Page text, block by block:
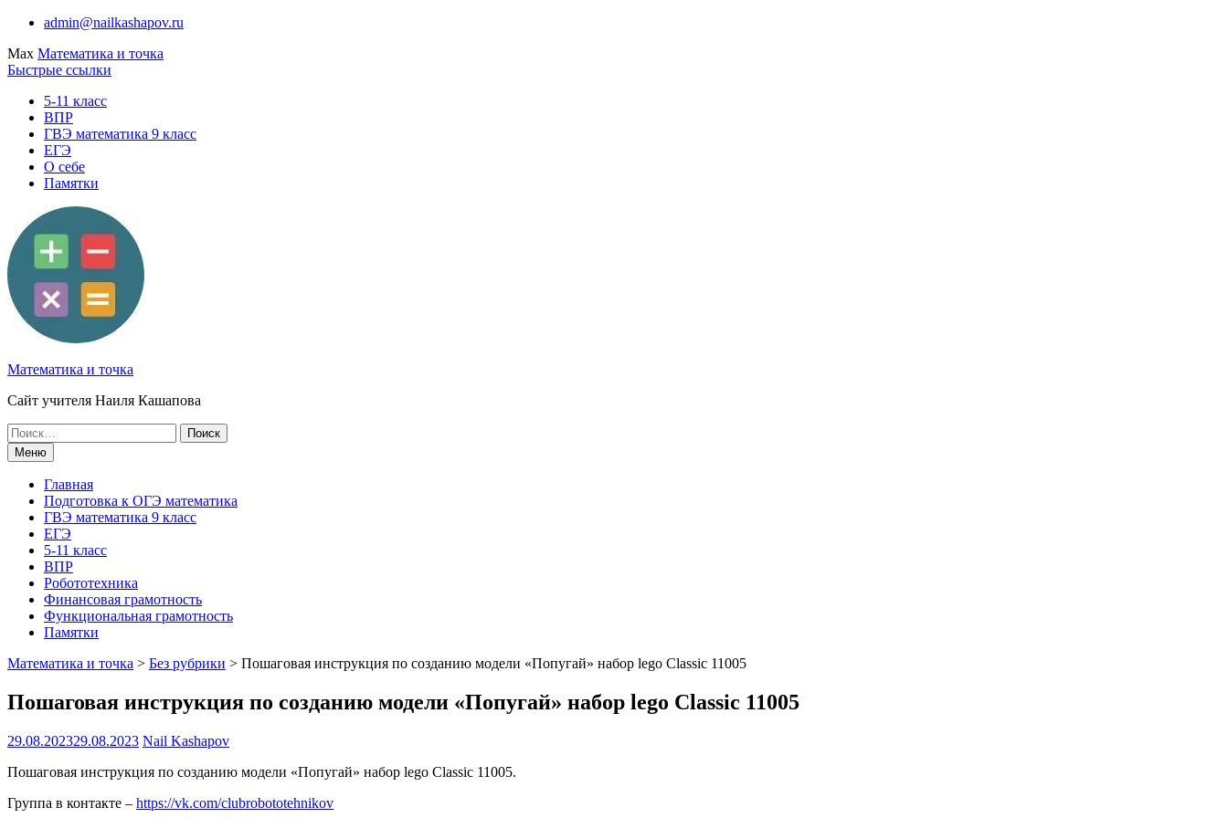
Перейти
содержимому
admin@nailkashapov.ru
Max Математика и точка
Быстрые ссылки
5-11 класс
ВПР
ГВЭ математика 9 класс
ЕГЭ
О себе
Памятки
Математика и точка
Сайт учителя Наиля Кашапова
Поиск
по:Меню
Главная
Подготовка к ОГЭ математика
ГВЭ математика 9 класс
ЕГЭ
5-11 класс
ВПР
Робототехника
Финансовая грамотность
Функциональная грамотность
Памятки
Математика и точка > Без рубрики > Пошаговая инструкция по созданию модели «Попугай» набор lego Classic 11005
Пошаговая инструкция по созданию модели «Попугай» набор lego Classic 11005
29.08.202329.08.2023 Nail Kashapov
Пошаговая инструкция по созданию модели «Попугай» набор lego Classic 11005.
Группа в контакте – https://vk.com/clubrobototehnikov